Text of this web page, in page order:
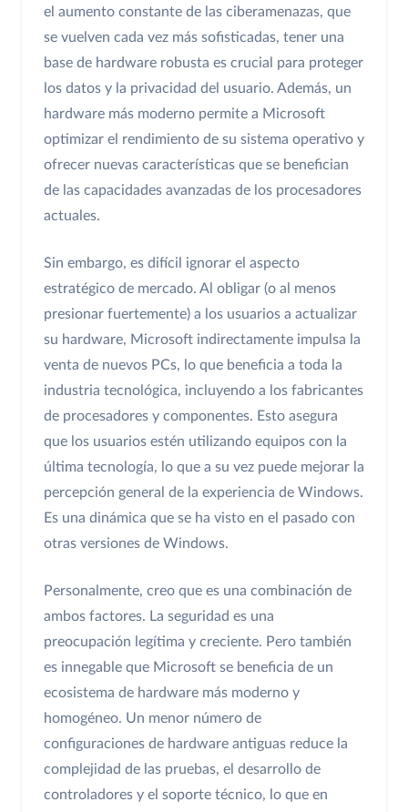
el aumento constante de las ciberamenazas, que
se vuelven cada vez más sofisticadas, tener una
base de hardware robusta es crucial para proteger
los datos y la privacidad del usuario. Además, un
hardware más moderno permite a Microsoft
optimizar el rendimiento de su sistema operativo y
ofrecer nuevas características que se benefician
de las capacidades avanzadas de los procesadores
actuales.
Sin embargo, es difícil ignorar el aspecto
estratégico de mercado. Al obligar (o al menos
presionar fuertemente) a los usuarios a actualizar
su hardware, Microsoft indirectamente impulsa la
venta de nuevos PCs, lo que beneficia a toda la
industria tecnológica, incluyendo a los fabricantes
de procesadores y componentes. Esto asegura
que los usuarios estén utilizando equipos con la
última tecnología, lo que a su vez puede mejorar la
percepción general de la experiencia de Windows.
Es una dinámica que se ha visto en el pasado con
otras versiones de Windows.
Personalmente, creo que es una combinación de
ambos factores. La seguridad es una
preocupación legítima y creciente. Pero también
es innegable que Microsoft se beneficia de un
ecosistema de hardware más moderno y
homogéneo. Un menor número de
configuraciones de hardware antiguas reduce la
complejidad de las pruebas, el desarrollo de
controladores y el soporte técnico, lo que en